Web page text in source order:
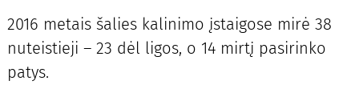
2016 metais šalies kalinimo įstaigose mirė 38
nuteistieji – 23 dėl ligos, o 14 mirtį pasirinko
patys.